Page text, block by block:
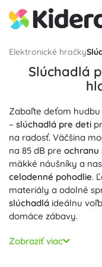
Elektronické hračky
Slúchadlá
Zabaľte deťom
– slúchadlá pre deti
na radosť. Väčšina
na 85 dB pre ochranu
mäkké náušníky a
celodenné pohodlie.
materiály a odolné
slúchadlá ideálnu
domáce zábavy.
Vyberte si medzi
bezdrôtovú voľnosť a
Zobraziť viac